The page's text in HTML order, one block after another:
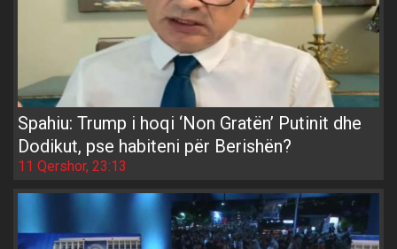
Spahiu: Trump i hoqi ‘Non Gratën’ Putinit dhe
Dodikut, pse habiteni për Berishën?
11 Qershor, 23:13